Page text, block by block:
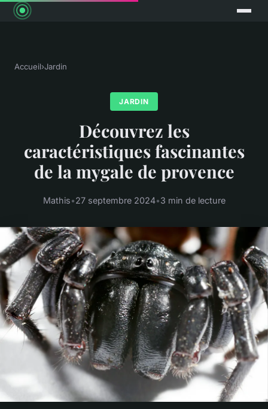
Accueil›Jardin
JARDIN
Découvrez les
caractéristiques fascinantes
de la mygale de provence
Mathis•27 septembre 2024•3 min de lecture